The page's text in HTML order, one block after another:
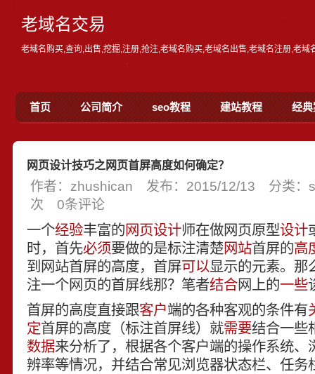
老域名交易
老域名购买,查询,出售,挖掘,注册,抢注,老域名购买,老域名出售,老域名注册,老域
首页 公司简介 seo教程 建站教程 经典
网页设计技巧之网页首屏高度如何确定？
作者：zhushican 发布：2015/12/13 分类：
次 0条评论
一个经验丰富的网页设计师在做网页原型设计
时，首先必须要做的是标注清楚网站首屏的高
到网站首屏的高度，首屏可以显示的元素。那
注一个网页的首屏线那？笔者结合网上的一些
首屏的高度直接跟客户端的各种客观的条件有
定首屏的高度（标注首屏线）就需要结合一些
数据来分析了，根据各个客户端的操作系统、
辨率等情况，并结合常见浏览器状态栏、任务